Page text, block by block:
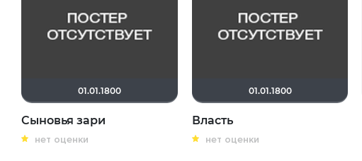
01.01.1800
Сыновья зари
нет оценки
01.01.1800
Власть
нет оценки